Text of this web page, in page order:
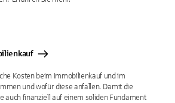
Kosten beim Immobilienkauf und im
und wofür diese anfallen. Damit die
auch finanziell auf einem soliden Fundament